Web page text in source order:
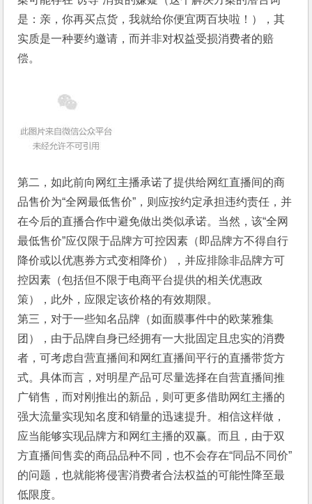
是：亲，你再买点货，我就给你便宜两百块啦！），其
实质是一种要约邀请，而并非对权益受损消费者的赔
偿。
第二，如此前向网红主播承诺了提供给网红直播间的商
品售价为“全网最低售价”，则应按约定承担违约责任，并
在今后的直播合作中避免做出类似承诺。当然，该“全网
最低售价”应仅限于品牌方可控因素（即品牌方不得自行
降价或以优惠券方式变相降价），并应排除非品牌方可
控因素（包括但不限于电商平台提供的相关优惠政
策），此外，应限定该价格的有效期限。
第三，对于一些知名品牌（如面膜事件中的欧莱雅集
团），由于品牌自身已经拥有一大批固定且忠实的消费
者，可考虑自营直播间和网红直播间平行的直播带货方
式。具体而言，对明星产品可尽量选择在自营直播间推
广销售，而对刚推出的新品，则可更多借助网红主播的
强大流量实现知名度和销量的迅速提升。相信这样做，
应当能够实现品牌方和网红主播的双赢。而且，由于双
方直播间售卖的商品品种不同，也不会存在“同品不同价”
的问题，也就能将侵害消费者合法权益的可能性降至最
低限度。